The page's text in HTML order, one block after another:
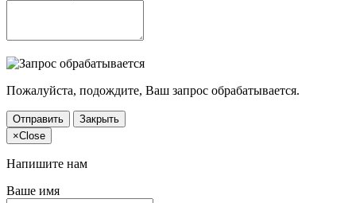
Пожалуйста, подождите, Ваш запрос обрабатывается.
Отправить
Закрыть
×Close
Напишите нам
Ваше имя